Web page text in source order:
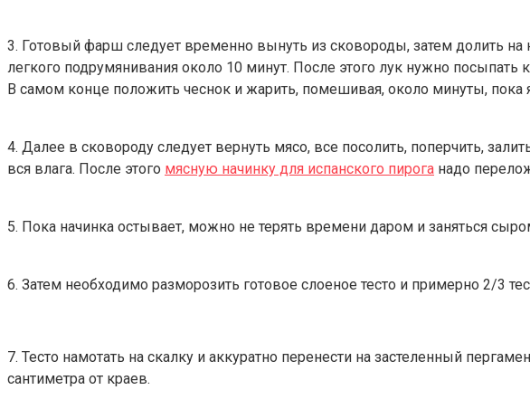
3. Готовый фарш следует временно вынуть из сковороды, затем долить на
легкого подрумянивания около 10 минут. После этого лук нужно
В самом конце положить чеснок и жарить, помешивая, около минуты, пока
4. Далее в сковороду следует вернуть мясо, все посолить, поперчить,
вся влага. После этого мясную начинку для испанского пирога надо
5. Пока начинка остывает, можно не терять времени даром и заняться
6. Затем необходимо разморозить готовое слоеное тесто и примерно 2/3
7. Тесто намотать на скалку и аккуратно перенести на застеленный
сантиметра от краев.